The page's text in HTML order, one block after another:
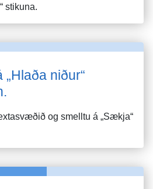
stikuna.
„Hlaða niður“
og smelltu á „Sækja“